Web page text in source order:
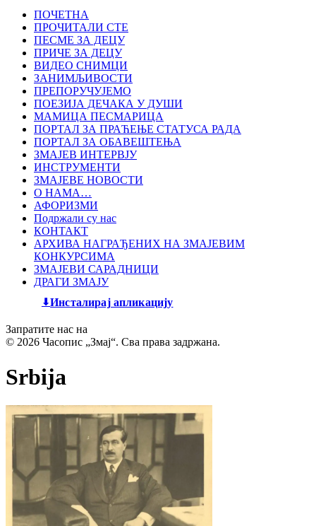
ПОЧЕТНА
ПРОЧИТАЛИ СТЕ
ПЕСМЕ ЗА ДЕЦУ
ПРИЧЕ ЗА ДЕЦУ
ВИДЕО СНИМЦИ
ЗАНИМЉИВОСТИ
ПРЕПОРУЧУЈЕМО
ПОЕЗИЈА ДЕЧАКА У ДУШИ
МАМИЦА ПЕСМАРИЦА
ПОРТАЛ ЗА ПРАЋЕЊЕ СТАТУСА РАДА
ПОРТАЛ ЗА ОБАВЕШТЕЊА
ЗМАЈЕВ ИНТЕРВЈУ
ИНСТРУМЕНТИ
ЗМАЈЕВЕ НОВОСТИ
О НАМА…
АФОРИЗМИ
Подржали су нас
КОНТАКТ
АРХИВА НАГРАЂЕНИХ НА ЗМАЈЕВИМ
КОНКУРСИМА
ЗМАЈЕВИ САРАДНИЦИ
ДРАГИ ЗМАЈУ
Инсталирај апликацију
Запратите нас на
© 2026 Часопис „Змај“. Сва права задржана.
Srbija